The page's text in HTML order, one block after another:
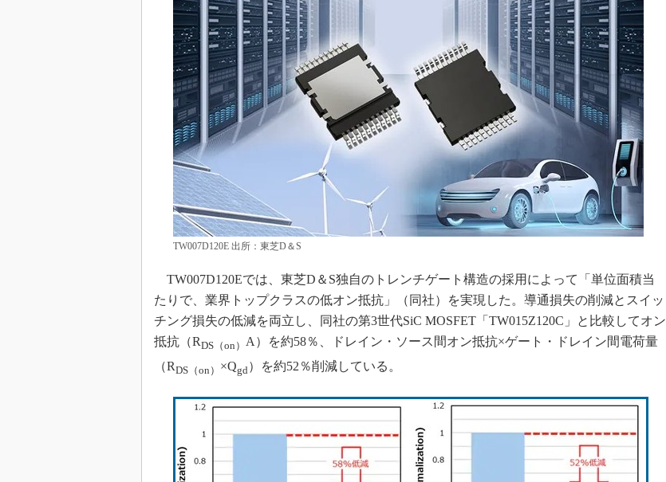
IoT時代の無線規格を知る【Thread
編】
IoT時代の無線規格を知る【Z-Wave
編】
TW007D120E 出所：東芝D＆S
TW007D120Eでは、東芝D＆S独自のトレンチゲート構造の採用によって「単位面積当
たりで、業界トップクラスの低オン抵抗」（同社）を実現した。導通損失の削減とスイッ
チング損失の低減を両立し、同社の第3世代SiC MOSFET「TW015Z120C」と比較してオン
抵抗（RDS（on） A）を約58％、ドレイン・ソース間オン抵抗×ゲート・ドレイン間電荷量
（RDS（on） ×Qgd）を約52％削減している。